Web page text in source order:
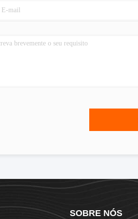
SOBRE NÓS